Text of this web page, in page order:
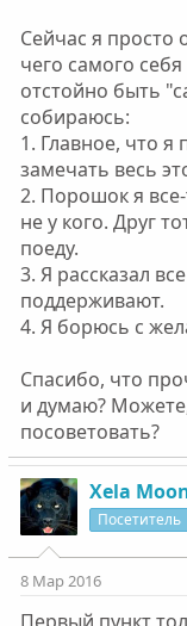
Сейчас я просто
чего самого
отстойно быть
собираюсь:
1. Главное, что
замечать весь
2. Порошок я
не у кого. Друг
поеду.
3. Я рассказал
поддерживают.
4. Я борюсь с
Спасибо, что
и думаю?
посоветовать?
Xela
Посетитель
8 Мар 2016